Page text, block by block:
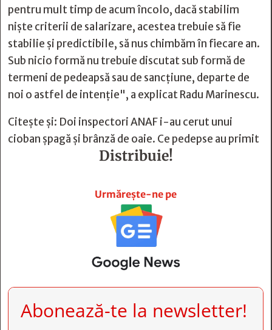
pentru mult timp de acum încolo, dacă stabilim
nişte criterii de salarizare, acestea trebuie să fie
stabilie şi predictibile, să nus chimbăm în fiecare an.
Sub nicio formă nu trebuie discutat sub formă de
termeni de pedeapsă sau de sancţiune, departe de
noi o astfel de intenţie", a explicat Radu Marinescu.
Citește și: Doi inspectori ANAF i-au cerut unui
cioban șpagă și brânză de oaie. Ce pedepse au primit
Distribuie!
Urmărește-ne pe
Abonează-te la newsletter!